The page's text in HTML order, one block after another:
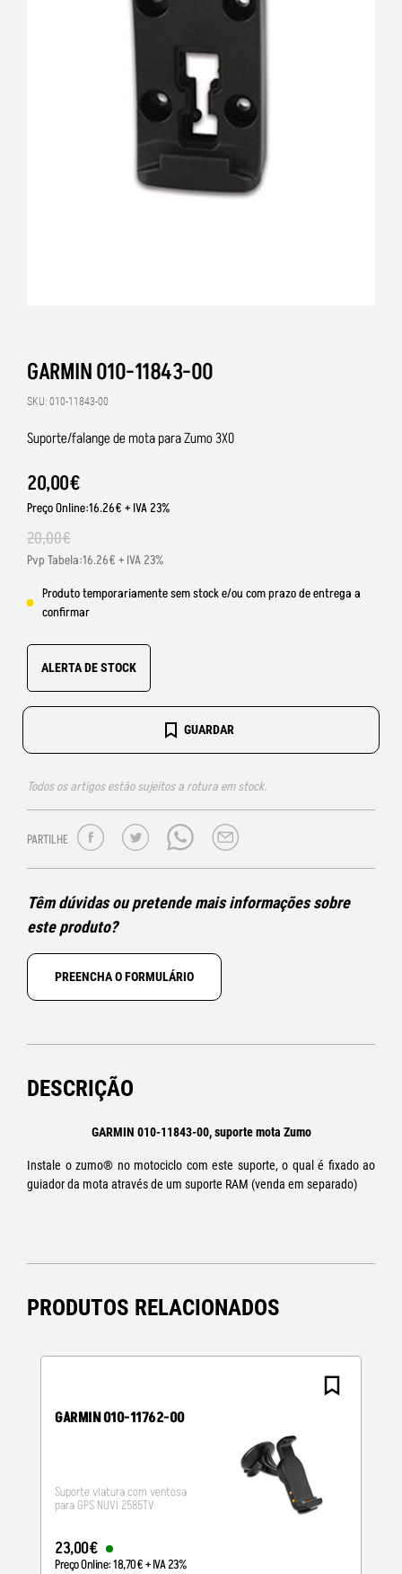
GARMIN 010-11843-00
SKU: 010-11843-00
Suporte/falange de mota para Zumo 3X0
20,00€
Preço Online:16.26€ + IVA 23%
20,00€
Pvp Tabela:16.26€ + IVA 23%
Produto temporariamente sem stock e/ou com prazo de entrega a
confirmar
ALERTA DE STOCK
GUARDAR
Todos os artigos estão sujeitos a rotura em stock.
PARTILHE
Têm dúvidas ou pretende mais informações sobre
este produto?
PREENCHA O FORMULÁRIO
DESCRIÇÃO
GARMIN 010-11843-00, suporte mota Zumo
Instale o zumo® no motociclo com este suporte, o qual é fixado ao
guiador da mota através de um suporte RAM (venda em separado)
PRODUTOS RELACIONADOS
GARMIN 010-11762-00
Suporte viatura com ventosa
para GPS NUVI 2585TV
23,00€
Preço Online:18,70€+ IVA 23%